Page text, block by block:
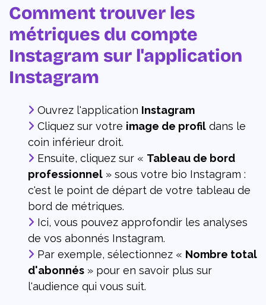
Comment trouver les
métriques du compte
Instagram sur l'application
Instagram
Ouvrez l'application Instagram
Cliquez sur votre image de profil dans le
coin inférieur droit.
Ensuite, cliquez sur « Tableau de bord
professionnel » sous votre bio Instagram :
c'est le point de départ de votre tableau de
bord de métriques.
Ici, vous pouvez approfondir les analyses
de vos abonnés Instagram.
Par exemple, sélectionnez « Nombre total
d'abonnés » pour en savoir plus sur
l'audience qui vous suit.